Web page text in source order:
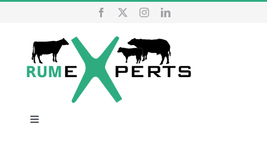
content
Toggle